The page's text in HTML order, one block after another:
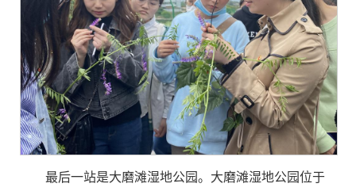
最后一站是大磨滩湿地公园。大磨滩湿地公园位于